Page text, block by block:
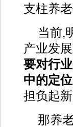
支柱养
当前,
产业发
要对行
中的定
担负起
那养